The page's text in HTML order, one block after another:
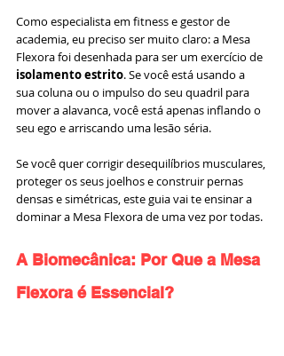
Como especialista em fitness e gestor de
academia, eu preciso ser muito claro: a Mesa
Flexora foi desenhada para ser um exercício de
isolamento estrito. Se você está usando a
sua coluna ou o impulso do seu quadril para
mover a alavanca, você está apenas inflando o
seu ego e arriscando uma lesão séria.
Se você quer corrigir desequilíbrios musculares,
proteger os seus joelhos e construir pernas
densas e simétricas, este guia vai te ensinar a
dominar a Mesa Flexora de uma vez por todas.
A Biomecânica: Por Que a Mesa
Flexora é Essencial?